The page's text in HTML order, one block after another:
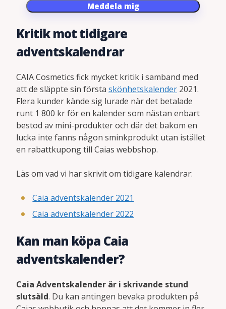
Meddela mig
Kritik mot tidigare
adventskalendrar
CAIA Cosmetics fick mycket kritik i samband med
att de släppte sin första skönhetskalender 2021.
Flera kunder kände sig lurade när det betalade
runt 1 800 kr för en kalender som nästan enbart
bestod av mini-produkter och där det bakom en
lucka inte fanns någon sminkprodukt utan istället
en rabattkupong till Caias webbshop.
Läs om vad vi har skrivit om tidigare kalendrar:
Caia adventskalender 2021
Caia adventskalender 2022
Kan man köpa Caia
adventskalender?
Caia Adventskalender är i skrivande stund
slutsåld. Du kan antingen bevaka produkten på